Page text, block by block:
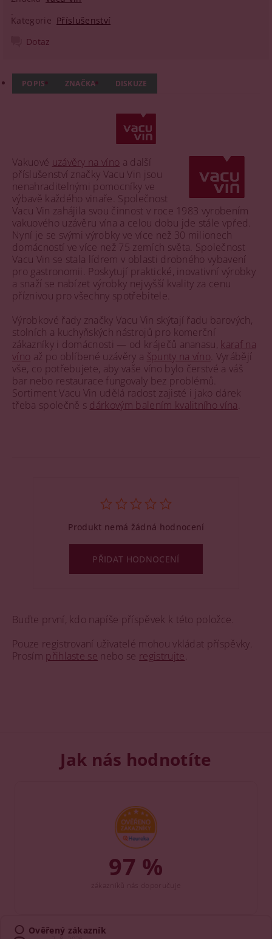
Kategorie Příslušenství
Dotaz
POPIS ZNAČKA DISKUZE
Vakuové uzávěry na víno a další
příslušenství značky Vacu Vin jsou
nenahraditelnými pomocníky ve
výbavě každého vinaře. Společnost
Vacu Vin zahájila svou činnost v roce 1983 vyrobením
vakuového uzávěru vína a celou dobu jde stále vpřed.
Nyní je se svými výrobky ve více než 30 milionech
domácností ve více než 75 zemích světa. Společnost
Vacu Vin se stala lídrem v oblasti drobného vybavení
pro gastronomii. Poskytují praktické, inovativní výrobky
a snaží se nabízet výrobky nejvyšší kvality za cenu
příznivou pro všechny spotřebitele.
Výrobkové řady značky Vacu Vin skýtají řadu barových,
stolních a kuchyňských nástrojů pro komerční
zákazníky i domácnosti — od kráječů ananasu, karaf na
víno až po oblíbené uzávěry a špunty na víno . Vyrábějí
vše, co potřebujete, aby vaše víno bylo čerstvé a váš
bar nebo restaurace fungovaly bez problémů.
Sortiment Vacu Vin udělá radost zajisté i jako dárek
třeba společně s dárkovým balením kvalitního vína
Buďte první, kdo napíše příspěvek k této položce.
Pouze registrovaní uživatelé mohou vkládat příspěvky.
Prosím přihlaste se nebo se registrujte
Produkt nemá žádná hodnocení
PŘIDAT HODNOCENÍ
Jak nás hodnotíte
97 %
Ověřený zákazník